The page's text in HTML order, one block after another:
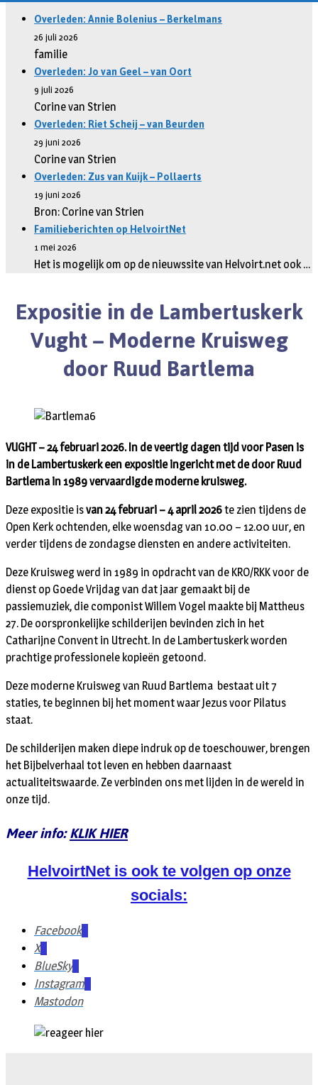
Overleden: Annie Bolenius – Berkelmans
26 juli 2026
familie
Overleden: Jo van Geel – van Oort
9 juli 2026
Corine van Strien
Overleden: Riet Scheij – van Beurden
29 juni 2026
Corine van Strien
Overleden: Zus van Kuijk – Pollaerts
19 juni 2026
Bron: Corine van Strien
Familieberichten op HelvoirtNet
1 mei 2026
Het is mogelijk om op de nieuwssite van Helvoirt.net ook …
Expositie in de Lambertuskerk
Vught – Moderne Kruisweg
door Ruud Bartlema
VUGHT – 24 februari 2026. In de veertig dagen tijd voor Pasen is
in de Lambertuskerk een expositie ingericht met de door Ruud
Bartlema in 1989 vervaardigde moderne kruisweg.
Deze expositie isvan 24 februari – 4 april 2026te zien tijdens de
Open Kerk ochtenden, elke woensdag van 10.00 – 12.00 uur, en
verder tijdens de zondagse diensten en andere activiteiten.
Deze Kruisweg werd in 1989 in opdracht van de KRO/RKK voor de
dienst op Goede Vrijdag van dat jaar gemaakt bij de
passiemuziek, die componist Willem Vogel maakte bij Mattheus
27. De oorspronkelijke schilderijen bevinden zich in het
Catharijne Convent in Utrecht. In de Lambertuskerk worden
prachtige professionele kopieën getoond.
Deze moderne Kruisweg van Ruud Bartlema bestaat uit 7
staties, te beginnen bij het moment waar Jezus voor Pilatus
staat.
De schilderijen maken diepe indruk op de toeschouwer, brengen
het Bijbelverhaal tot leven en hebben daarnaast
actualiteitswaarde. Ze verbinden ons met lijden in de wereld in
onze tijd.
Meer info:KLIK HIER
HelvoirtNet is ook te volgen op onze
socials:
Facebook
X
BlueSky
Instagram
Mastodon